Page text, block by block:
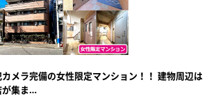
メラ完備の女性限定マンション！！ 建物周辺は
が集ま…